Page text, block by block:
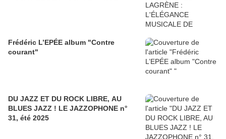
Frédéric L’EPÉE album "Contre
courant"
DU JAZZ ET DU ROCK LIBRE, AU
BLUES JAZZ ! LE JAZZOPHONE n°
31, été 2025